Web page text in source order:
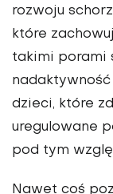
rozwoju
które
takimi porami
dzieci, które
uregulowane
pod tym
Nawet coś